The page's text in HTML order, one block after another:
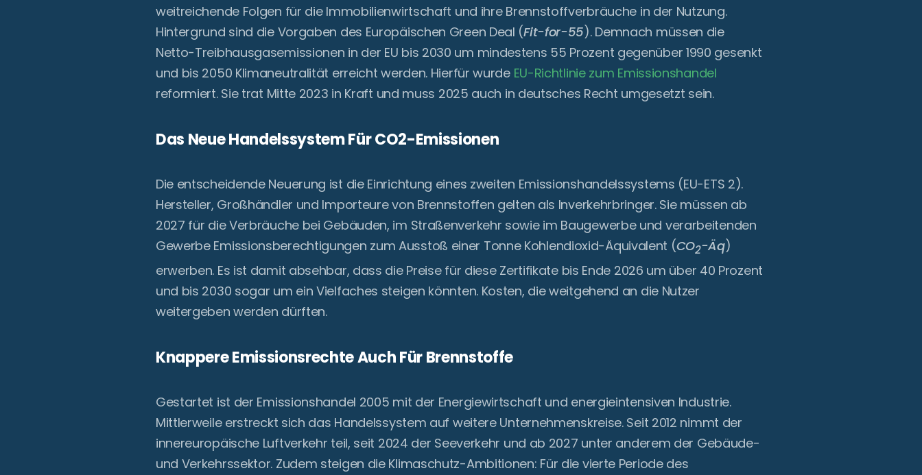
weitreichende Folgen für die Immobilienwirtschaft und ihre Brennstoffverbräuche in der Nutzung.
Hintergrund sind die Vorgaben des Europäischen Green Deal (Fit-for-55). Demnach müssen die
Netto-Treibhausgasemissionen in der EU bis 2030 um mindestens 55 Prozent gegenüber 1990 gesenkt
und bis 2050 Klimaneutralität erreicht werden. Hierfür wurde EU-Richtlinie zum Emissionshandel
reformiert. Sie trat Mitte 2023 in Kraft und muss 2025 auch in deutsches Recht umgesetzt sein.
Das Neue Handelssystem Für CO2-Emissionen
Die entscheidende Neuerung ist die Einrichtung eines zweiten Emissionshandelssystems (EU-ETS 2).
Hersteller, Großhändler und Importeure von Brennstoffen gelten als Inverkehrbringer. Sie müssen ab
2027 für die Verbräuche bei Gebäuden, im Straßenverkehr sowie im Baugewerbe und verarbeitenden
Gewerbe Emissionsberechtigungen zum Ausstoß einer Tonne Kohlendioxid-Äquivalent (CO2-Äq)
erwerben. Es ist damit absehbar, dass die Preise für diese Zertifikate bis Ende 2026 um über 40 Prozent
und bis 2030 sogar um ein Vielfaches steigen könnten. Kosten, die weitgehend an die Nutzer
weitergeben werden dürften.
Knappere Emissionsrechte Auch Für Brennstoffe
Gestartet ist der Emissionshandel 2005 mit der Energiewirtschaft und energieintensiven Industrie.
Mittlerweile erstreckt sich das Handelssystem auf weitere Unternehmenskreise. Seit 2012 nimmt der
innereuropäische Luftverkehr teil, seit 2024 der Seeverkehr und ab 2027 unter anderem der Gebäude-
und Verkehrssektor. Zudem steigen die Klimaschutz-Ambitionen: Für die vierte Periode des